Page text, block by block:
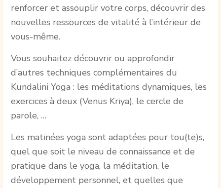
renforcer et assouplir votre corps, découvrir des
nouvelles ressources de vitalité à l’intérieur de
vous-même.
Vous souhaitez découvrir ou approfondir
d’autres techniques complémentaires du
Kundalini Yoga : les méditations dynamiques, les
exercices à deux (Venus Kriya), le cercle de
parole, …
Les matinées yoga sont adaptées pour tou(te)s,
quel que soit le niveau de connaissance et de
pratique dans le yoga, la méditation, le
développement personnel, et quelles que